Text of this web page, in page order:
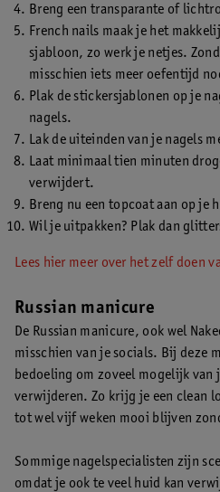
Breng een transparante of
French nails maak je het
sjabloon, zo werk je netjes.
misschien iets meer oefentijd
Plak de stickersjablonen op je
nagels.
Lak de uiteinden van je nagels
Laat minimaal tien minuten
verwijdert.
Breng nu een topcoat aan op je
Wil je uitpakken? Plak dan
Lees hier meer over het zelf doen
Russian manicure
De Russian manicure, ook wel
misschien van je socials. Bij deze
bedoeling om zoveel mogelijk van
verwijderen. Zo krijg je een clean
tot wel vijf weken mooi blijven
Sommige nagelspecialisten zijn
omdat je ook te veel huid kan